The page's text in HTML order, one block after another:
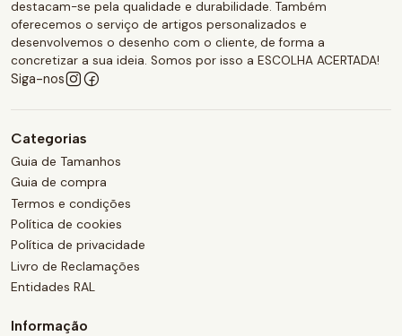
destacam-se pela qualidade e durabilidade. Também
oferecemos o serviço de artigos personalizados e
desenvolvemos o desenho com o cliente, de forma a
concretizar a sua ideia. Somos por isso a ESCOLHA ACERTADA!
Siga-nos
Categorias
Guia de Tamanhos
Guia de compra
Termos e condições
Política de cookies
Política de privacidade
Livro de Reclamações
Entidades RAL
Informação